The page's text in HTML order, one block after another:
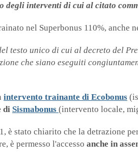
degli interventi di cui al citato
nel Superbonus 110%, anche
unico di cui al decreto del
che siano eseguiti
intervento trainante di Ecobonus
di Sismabonus (intervento locale,
è stato chiarito che la detrazione
è permesso l'accesso anche in